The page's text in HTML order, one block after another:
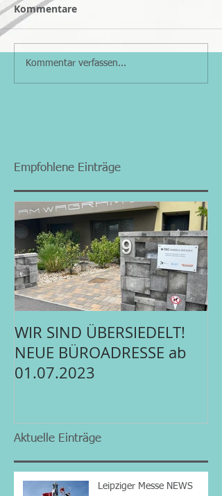
Kommentare
Kommentar verfassen...
Empfohlene Einträge
WIR SIND ÜBERSIEDELT!
NEUE BÜROADRESSE ab
01.07.2023
Aktuelle Einträge
Leipziger Messe NEWS